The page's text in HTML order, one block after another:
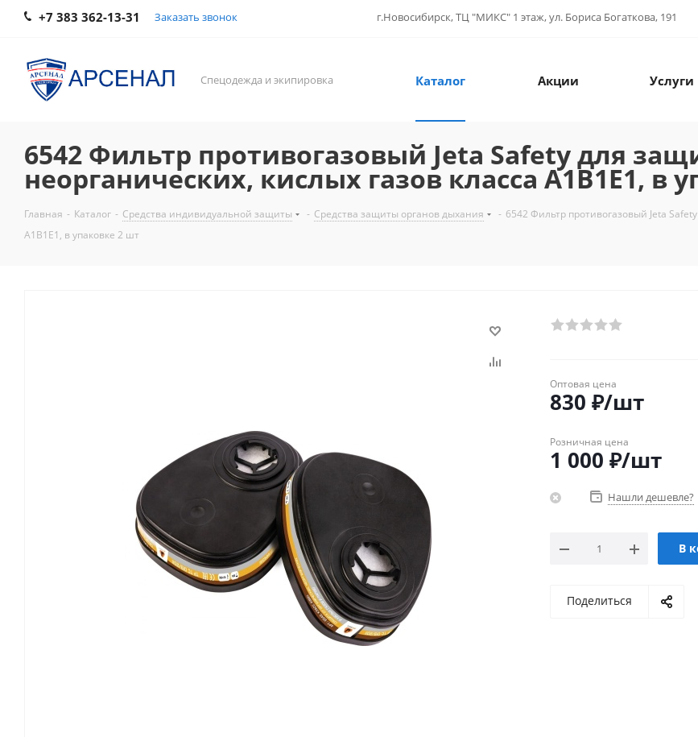
+7 383 362-13-31 Заказать звонок г.Новосибирск, ТЦ "МИКС" 1 этаж, ул. Бориса Богаткова, 191
Спецодежда и экипировка Каталог Акции Услуги
6542 Фильтр противогазовый Jeta Safety для
неорганических, кислых газов класса A1B1E1, в
Главная - Каталог - Средства индивидуальной защиты - Средства защиты органов дыхания - 6542 Фильтр противогазовый Jeta
A1B1E1, в упаковке 2 шт
Оптовая цена
830 ₽/шт
Розничная цена
1 000 ₽/шт
Нашли дешевле?
В
Поделиться